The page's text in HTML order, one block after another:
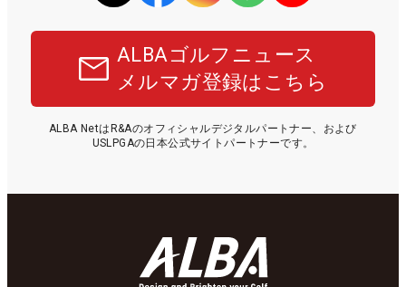
ALBAゴルフニュース
メルマガ登録はこちら
ALBA NetはR&Aのオフィシャルデジタルパートナー、および
USLPGAの日本公式サイトパートナーです。